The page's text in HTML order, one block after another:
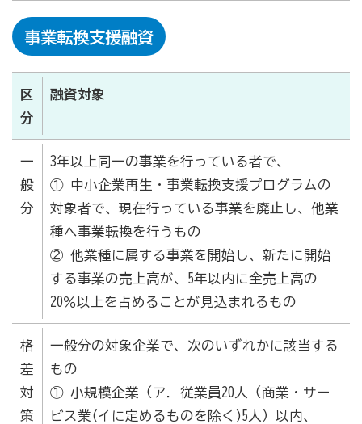
事業転換支援融資
区
分
融資対象
一
般
分
3年以上同一の事業を行っている者で、
① 中小企業再生・事業転換支援プログラムの
対象者で、現在行っている事業を廃止し、他業
種へ事業転換を行うもの
② 他業種に属する事業を開始し、新たに開始
する事業の売上高が、5年以内に全売上高の
20％以上を占めることが見込まれるもの
格
差
対
策
一般分の対象企業で、次のいずれかに該当する
もの
① 小規模企業（ア．従業員20人（商業・サー
ビス業(イに定めるものを除く)5人）以内、